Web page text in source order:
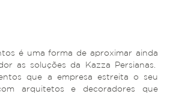
é uma forma de aproximar ainda
as soluções da Kazza Persianas.
que a empresa estreita o seu
arquitetos e decoradores que